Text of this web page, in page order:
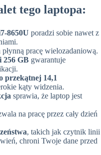
tego laptopa:
8650U poradzi sobie nawet z
płynną pracę wielozadaniową.
256 GB gwarantuje
przekątnej 14,1
kąty widzenia.
sprawia, że laptop jest
na pracę przez cały dzień
, takich jak czytnik linii
chroni Twoje dane przed